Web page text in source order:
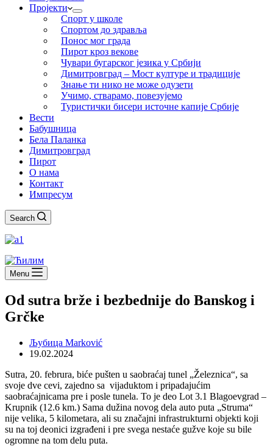
Пројекти
Спорт у школе
Спортом до здравља
Понос мог града
Пирот кроз векове
Чувари бугарског језика у Србији
Димитровград – Мост културе и традиције
Знање ти нико не може одузети
Учимо, стварамо, повезујемо
Туристички бисери источне капије Србије
Вести
Бабушница
Бела Паланка
Димитровград
Пирот
О нама
Контакт
Импресум
Search
Menu
Od sutra brže i bezbednije do Banskog i
Grčke
Љубица Marković
19.02.2024
Sutra, 20. februra, biće pušten u saobraćaj tunel „Železnica“, sa
svoje dve cevi, zajedno sa vijaduktom i pripadajućim
saobraćajnicama pre i posle tunela. To je deo Lot 3.1 Blagoevgrad –
Krupnik (12.6 km.) Sama dužina novog dela auto puta „Struma“
nije velika, 5 kilometara, ali su značajni infrastrukturni objekti koji
su na toj deonici izgrađeni i pre svega nestaće gužve koje su bile
ogromne na tom delu puta.